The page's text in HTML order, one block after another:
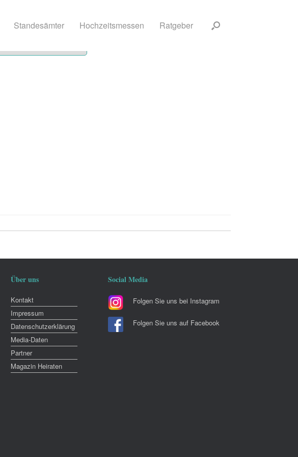
Standesämter Hochzeitsmessen Ratgeber
Über uns
Kontakt
Impressum
Datenschutzerklärung
Media-Daten
Partner
Magazin Heiraten
Social Media
Folgen Sie uns bei Instagram
Folgen Sie uns auf Facebook